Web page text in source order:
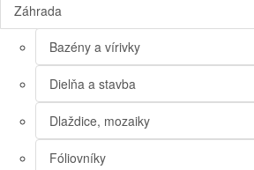
Záhrada
Bazény a vírivky
Dielňa a stavba
Dlaždice, mozaiky
Fóliovníky